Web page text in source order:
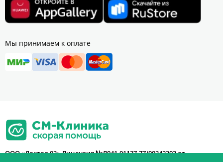
Мы принимаем к оплате
ООО «Доктор 03» Лицензия №Л041-01137-77/00342303 от